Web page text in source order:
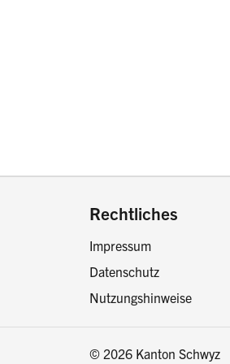
oder teilen:
Rechtliches
Impressum
Datenschutz
Nutzungshinweise
© 2026 Kanton Schwyz